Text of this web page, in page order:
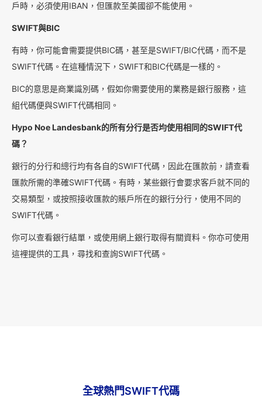
戶時，必須使用IBAN，但匯款至美國卻不能使用。
SWIFT與BIC
有時，你可能會需要提供BIC碼，甚至是SWIFT/BIC代碼，而不是
SWIFT代碼。在這種情況下，SWIFT和BIC代碼是一樣的。
BIC的意思是商業識別碼，假如你需要使用的業務是銀行服務，這
組代碼便與SWIFT代碼相同。
Hypo Noe Landesbank的所有分行是否均使用相同的SWIFT代
碼？
銀行的分行和總行均有各自的SWIFT代碼，因此在匯款前，請查看
匯款所需的準確SWIFT代碼。有時，某些銀行會要求客戶就不同的
交易類型，或按照接收匯款的賬戶所在的銀行分行，使用不同的
SWIFT代碼。
你可以查看銀行結單，或使用網上銀行取得有關資料。你亦可使用
這裡提供的工具，尋找和查詢SWIFT代碼。
全球熱門SWIFT代碼